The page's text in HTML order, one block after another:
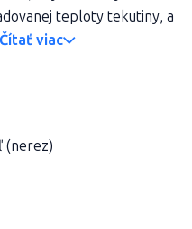
teploty tekutiny, a
Čítať viac
(nerez)